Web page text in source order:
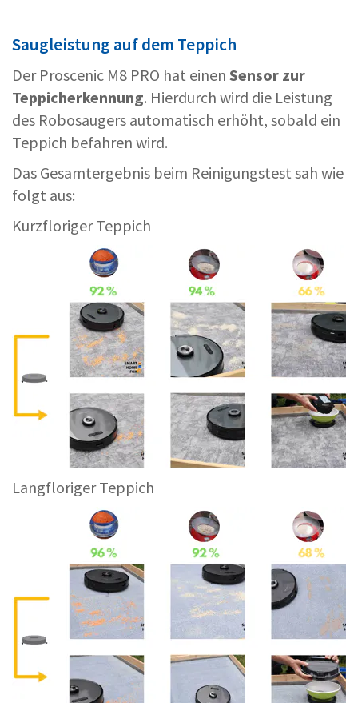
Saugleistung auf dem Teppich
Der Proscenic M8 PRO hat einen Sensor zur
Teppicherkennung. Hierdurch wird die Leistung
des Robosaugers automatisch erhöht, sobald ein
Teppich befahren wird.
Das Gesamtergebnis beim Reinigungstest sah wie
folgt aus:
Kurzfloriger Teppich
Langfloriger Teppich